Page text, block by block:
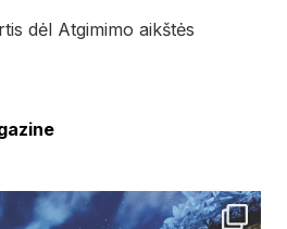
dėl Atgimimo aikštės